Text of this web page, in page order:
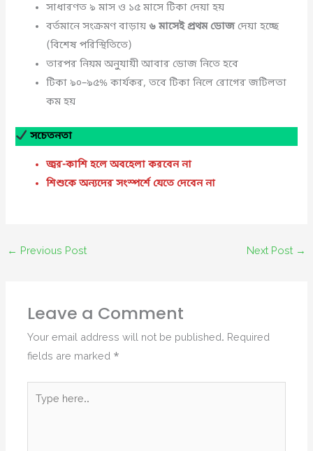
সাধারণত ৯ মাস ও ১৫ মাসে টিকা দেয়া হয়
বর্তমানে সংক্রমণ বাড়ায় ৬ মাসেই প্রথম ডোজদেয়া হচ্ছে
(বিশেষ পরিস্থিতিতে)
তারপর নিয়ম অনুযায়ী আবার ডোজ নিতে হবে
টিকা ৯০–৯৫% কার্যকর, তবে টিকা নিলে রোগের জটিলতা
কম হয়
সচেতনতা
জ্বর-কাশি হলে অবহেলা করবেন না
শিশুকে অন্যদের সংস্পর্শে যেতে দেবেন না
← Previous Post Next Post →
Leave a Comment
Your email address will not be published. Required
fields are marked *